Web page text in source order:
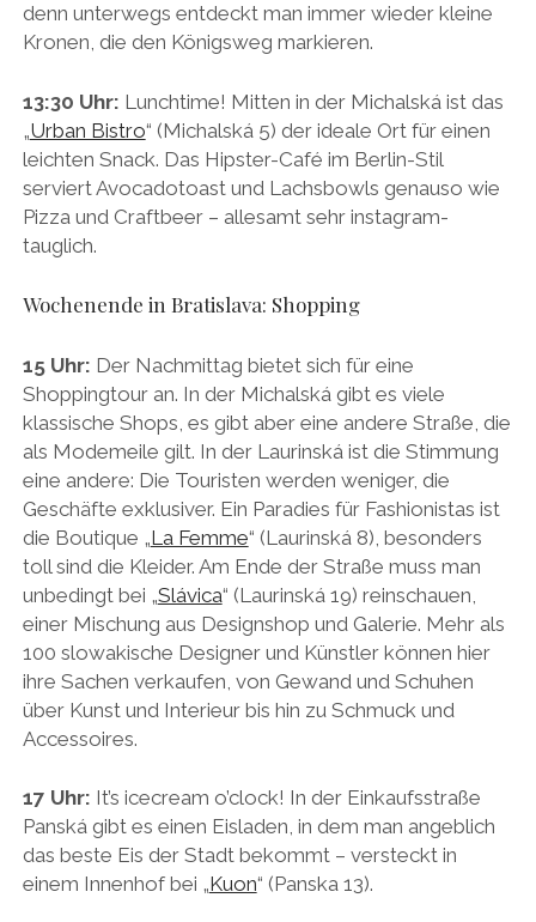
denn unterwegs entdeckt man immer wieder kleine
Kronen, die den Königsweg markieren.
13:30 Uhr: Lunchtime! Mitten in der Michalská ist das
„Urban Bistro“ (Michalská 5) der ideale Ort für einen
leichten Snack. Das Hipster-Café im Berlin-Stil
serviert Avocadotoast und Lachsbowls genauso wie
Pizza und Craftbeer – allesamt sehr instagram-
tauglich.
Wochenende in Bratislava: Shopping
15 Uhr: Der Nachmittag bietet sich für eine
Shoppingtour an. In der Michalská gibt es viele
klassische Shops, es gibt aber eine andere Straße, die
als Modemeile gilt. In der Laurinská ist die Stimmung
eine andere: Die Touristen werden weniger, die
Geschäfte exklusiver. Ein Paradies für Fashionistas ist
die Boutique „La Femme“ (Laurinská 8), besonders
toll sind die Kleider. Am Ende der Straße muss man
unbedingt bei „Slávica“ (Laurinská 19) reinschauen,
einer Mischung aus Designshop und Galerie. Mehr als
100 slowakische Designer und Künstler können hier
ihre Sachen verkaufen, von Gewand und Schuhen
über Kunst und Interieur bis hin zu Schmuck und
Accessoires.
17 Uhr: It’s icecream o’clock! In der Einkaufsstraße
Panská gibt es einen Eisladen, in dem man angeblich
das beste Eis der Stadt bekommt – versteckt in
einem Innenhof bei „Kuon“ (Panska 13).